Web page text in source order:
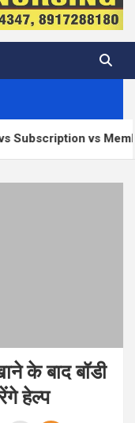
vs Membership
के बाद बॉडी
हेल्प